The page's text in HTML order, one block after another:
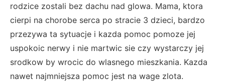
rodzice zostali bez dachu nad glowa. Mama, ktora
cierpi na chorobe serca po stracie 3 dzieci, bardzo
przezywa ta sytuacje i kazda pomoc pomoze jej
uspokoic nerwy i nie martwic sie czy wystarczy jej
srodkow by wrocic do wlasnego mieszkania. Kazda
nawet najmniejsza pomoc jest na wage zlota.